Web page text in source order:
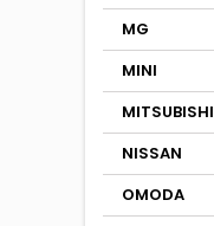
MG
MINI
MITSUBISHI
NISSAN
OMODA